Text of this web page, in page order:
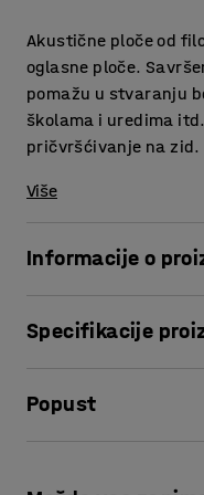
Akustične ploče od
oglasne ploče.
pomažu u stvaranju
školama i uredima
pričvršćivanje na zid.
Više
Informacije o
dizajna uređenja
pozitivna svojstva.
Specifikacije
Širina: 600
Materijal
Popust